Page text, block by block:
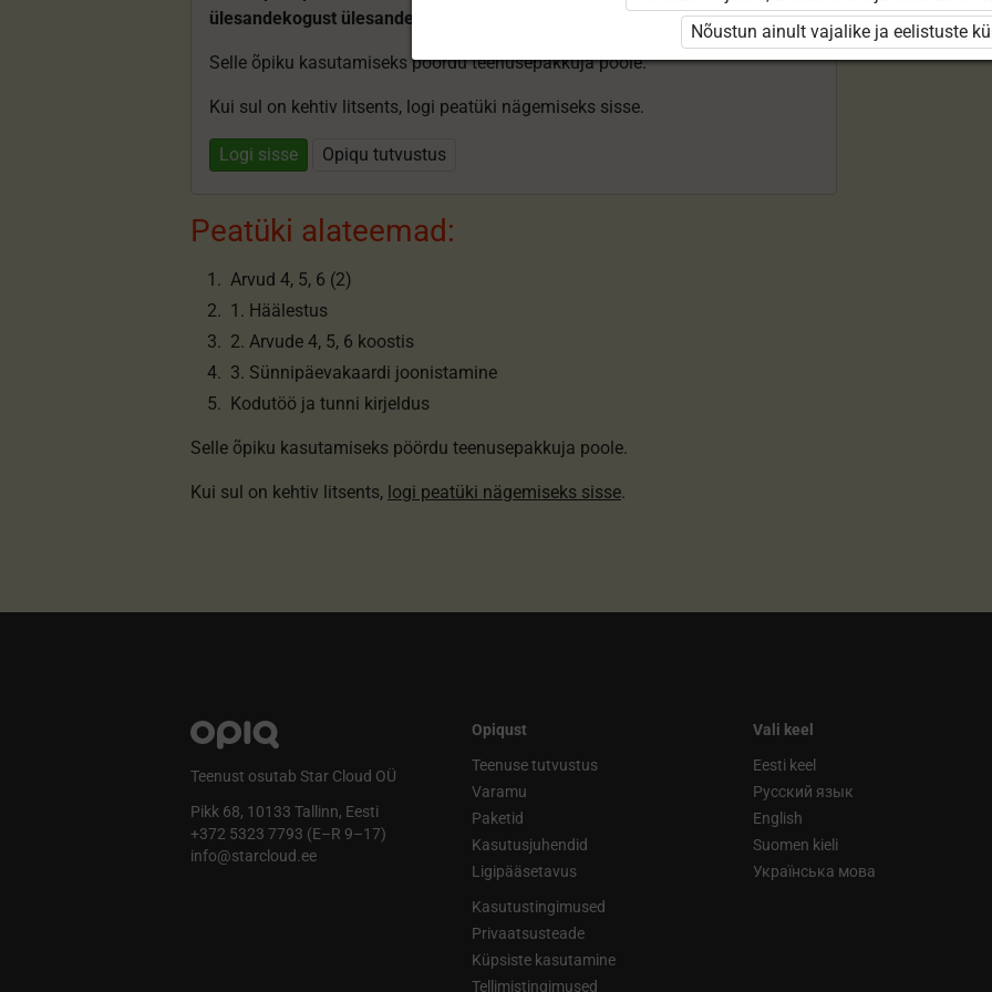
ülesandekogust ülesandeid.
Selle õpiku kasutamiseks pöördu teenusepakkuja poole.
Kui sul on kehtiv litsents, logi peatüki nägemiseks sisse.
Logi sisse Opiqu tutvustus
Peatüki alateemad:
Arvud 4, 5, 6 (2)
1. Häälestus
2. Arvude 4, 5, 6 koostis
3. Sünnipäevakaardi joonistamine
Kodutöö ja tunni kirjeldus
Selle õpiku kasutamiseks pöördu teenusepakkuja poole.
Kui sul on kehtiv litsents, logi peatüki nägemiseks sisse.
Teenust osutab Star Cloud OÜ
Pikk 68, 10133 Tallinn, Eesti
+372 5323 7793 (E–R 9–17)
info@starcloud.ee
Opiqust
Teenuse tutvustus
Varamu
Paketid
Kasutusjuhendid
Ligipääsetavus
Kasutustingimused
Privaatsusteade
Küpsiste kasutamine
Tellimistingimused
Vali keel
Eesti keel
Русский язык
English
Suomen kieli
Українська мова
Nõustun ainult vajalike ja eelistuste